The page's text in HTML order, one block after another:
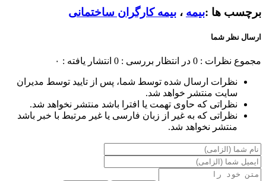
برچسب ها :بیمه ، بیمه کارگران ساختمانی
ارسال نظر شما
مجموع نظرات : 0 در انتظار بررسی : 0 انتشار یافته : ۰
نظرات ارسال شده توسط شما، پس از تایید توسط مدیران
سایت منتشر خواهد شد.
نظراتی که حاوی تهمت یا افترا باشد منتشر نخواهد شد.
نظراتی که به غیر از زبان فارسی یا غیر مرتبط با خبر باشد
منتشر نخواهد شد.